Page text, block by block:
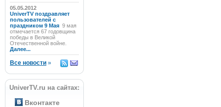
05.05.2012
UniverTV поздравляет
пользователей с
праздником 9 Мая 9 мая
отмечается 67 годовщина
победы в Великой
Отечественной войне.
Далее...
Все новости »
UniverTV.ru на сайтах:
Вконтакте